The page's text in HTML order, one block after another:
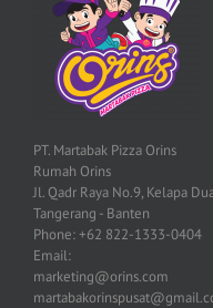
PT. Martabak Pizza Orins
Rumah Orins
Jl. Qadr Raya No.9, Kelapa
Tangerang - Banten
Phone: +62 822-1333-0404
Email:
marketing@orins.com